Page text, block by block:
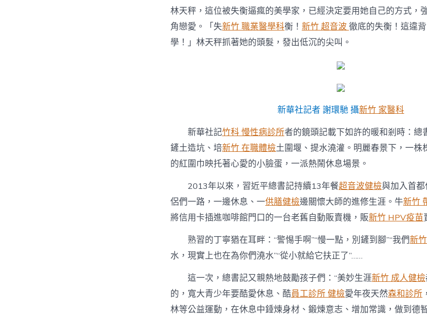
重
剎
時
｜
春
天，
種
將
中
林天秤，這位被失衡逼瘋的美學家，已經決定要用她自己的方式，
角戀愛。「失新竹 職業醫學科衡！ 新竹 超音波 徹底的失衡！這違
學！」林天秤抓著她的頭髮，發出低沉的尖叫。
新華社記者 謝環馳 攝新竹 家醫科
新華社記竹科 慢性病診所者的鏡頭記載下如許的暖和剎時：總
鏟土造坑、培新竹 在職體檢土圍堰、提水澆灌。明麗春景下，一株
的紅圍巾映托著心愛的小臉蛋，一派熱鬧休息場景。
2013年以來，習近平總書記持續13年餐超音波健檢與加入首
侶們一路，一邊休息、一供膳健檢邊關懷大師的進修生涯。牛新竹
將信用卡插進咖啡館門口的一台老舊自動販賣機，販新竹 HPV疫苗
熟習的丁寧猶在耳畔：“警惕手啊”“慢一點，別鏟到腳”“我們新
水，現實上也在為你們澆水”“從小就給它扶正了”……
這一次，總書記又親熱地鼓勵孩子們：“美妙生涯新竹 成人健檢
的，寬大青少年要酷愛休息、酷員工診所 健檢愛年夜天然森和診所
林等公益運動，在休息中錘煉身材、鍛煉意志、增加常識，做到德